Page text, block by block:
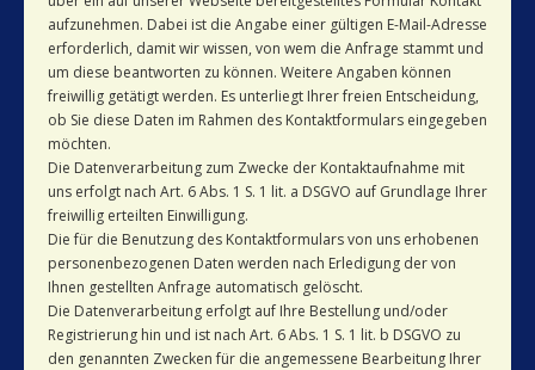
aufzunehmen. Dabei ist die Angabe einer gültigen E-Mail-Adresse
erforderlich, damit wir wissen, von wem die Anfrage stammt und
um diese beantworten zu können. Weitere Angaben können
freiwillig getätigt werden. Es unterliegt Ihrer freien Entscheidung,
ob Sie diese Daten im Rahmen des Kontaktformulars eingegeben
möchten.
Die Datenverarbeitung zum Zwecke der Kontaktaufnahme mit
uns erfolgt nach Art. 6 Abs. 1 S. 1 lit. a DSGVO auf Grundlage Ihrer
freiwillig erteilten Einwilligung.
Die für die Benutzung des Kontaktformulars von uns erhobenen
personenbezogenen Daten werden nach Erledigung der von
Ihnen gestellten Anfrage automatisch gelöscht.
Die Datenverarbeitung erfolgt auf Ihre Bestellung und/oder
Registrierung hin und ist nach Art. 6 Abs. 1 S. 1 lit. b DSGVO zu
den genannten Zwecken für die angemessene Bearbeitung Ihrer